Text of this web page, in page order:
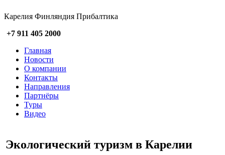
Карелия Финляндия Прибалтика
+7 911 405 2000
Главная
Новости
О компании
Контакты
Направления
Партнёры
Туры
Видео
Экологический туризм в Карелии